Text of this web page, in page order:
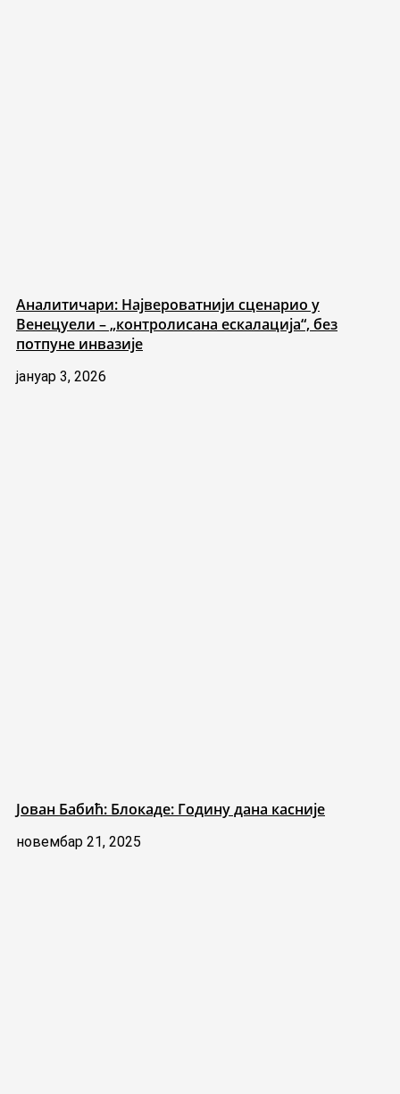
Аналитичари: Највероватнији сценарио у
Венецуели – „контролисана ескалација“, без
потпуне инвазије
јануар 3, 2026
Јован Бабић: Блокаде: Годину дана касније
новембар 21, 2025